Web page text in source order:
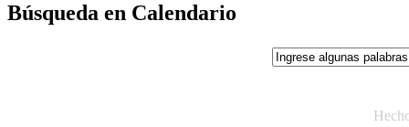
Búsqueda en Calendario